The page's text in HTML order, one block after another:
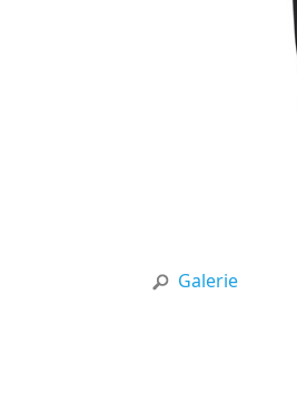
Galerie